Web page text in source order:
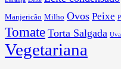
Manjericão Milho Ovos Peixe
Tomate Torta Salgada
Vegetariana